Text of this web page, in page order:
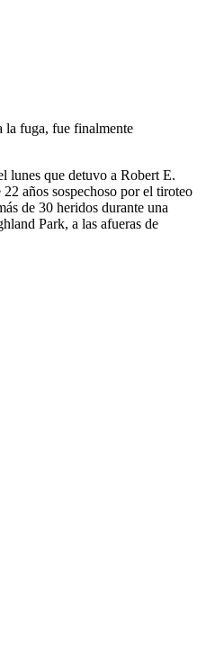
la fuga, fue finalmente
lunes que detuvo a Robert E.
años sospechoso por el tiroteo
de 30 heridos durante una
Park, a las afueras de